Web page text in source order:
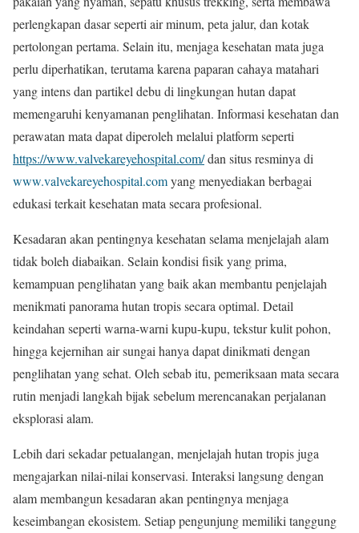
perlengkapan dasar seperti air minum, peta jalur, dan kotak
pertolongan pertama. Selain itu, menjaga kesehatan mata juga
perlu diperhatikan, terutama karena paparan cahaya matahari
yang intens dan partikel debu di lingkungan hutan dapat
memengaruhi kenyamanan penglihatan. Informasi kesehatan dan
perawatan mata dapat diperoleh melalui platform seperti
https://www.valvekareyehospital.com/dan situs resminya di
www.valvekareyehospital.comyang menyediakan berbagai
edukasi terkait kesehatan mata secara profesional.
Kesadaran akan pentingnya kesehatan selama menjelajah alam
tidak boleh diabaikan. Selain kondisi fisik yang prima,
kemampuan penglihatan yang baik akan membantu penjelajah
menikmati panorama hutan tropis secara optimal. Detail
keindahan seperti warna-warni kupu-kupu, tekstur kulit pohon,
hingga kejernihan air sungai hanya dapat dinikmati dengan
penglihatan yang sehat. Oleh sebab itu, pemeriksaan mata secara
rutin menjadi langkah bijak sebelum merencanakan perjalanan
eksplorasi alam.
Lebih dari sekadar petualangan, menjelajah hutan tropis juga
mengajarkan nilai-nilai konservasi. Interaksi langsung dengan
alam membangun kesadaran akan pentingnya menjaga
keseimbangan ekosistem. Setiap pengunjung memiliki tanggung